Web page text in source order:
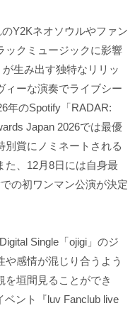
Y2Kネオソウルやファン
ックミュージックに影響
生み出す独特なリリッ
ィーな演奏でライブシー
年のSpotify「RADAR:
Japan 2026では最優
別賞にノミネートされる
た、12月8日には自身最
の初ワンマン公演が決定
Single「ojigi」のジ
感情が混じり合うよう
を垣間見ることができ
ベント『luv Fanclub live